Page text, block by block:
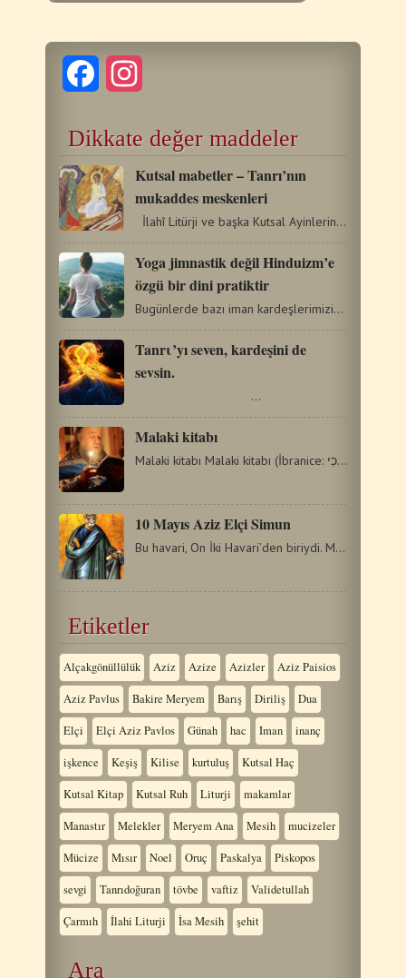
Facebook
Dikkate değer maddeler
Kutsal mabetler – Tanrı’nın
mukaddes meskenleri
İlahî Litürji ve başka Kutsal Ayinlerin giriş bölümünde,…
Yoga jimnastik değil Hinduizm’e
özgü bir dini pratiktir
Bugünlerde bazı iman kardeşlerimizin yaşamış oldukları…
Tanrι’yı seven, kardeşini de
sevsin.
…
Malaki kitabı
Malaki kitabı Malaki kitabı (İbranice: מַלְאָכִי‎),…
10 Mayıs Aziz Elçi Simun
Bu havari, On İki Havari’den biriydi. Matta ona “Kenanlı…
Etiketler
Alçakgönüllülük Aziz Azize Azizler Aziz Paisios
Aziz Pavlus Bakire Meryem Barış Diriliş Dua
Elçi Elçi Aziz Pavlos Günah hac Iman inanç
işkence Keşiş Kilise kurtuluş Kutsal Haç
Kutsal Kitap Kutsal Ruh Liturji makamlar
Manastır Melekler Meryem Ana Mesih mucizeler
Mücize Mısır Noel Oruç Paskalya Piskopos
sevgi Tanrıdoğuran tövbe vaftiz Validetullah
Çarmıh İlahi Liturji İsa Mesih şehit
Ara